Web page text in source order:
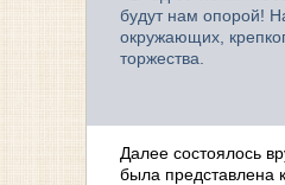
будут нам опорой!
окружающих,
торжества.
Далее состоялось
была представлена